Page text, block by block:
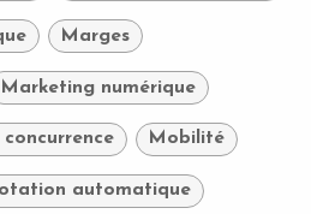
Marges
Marketing numérique
concurrence Mobilité
automatique